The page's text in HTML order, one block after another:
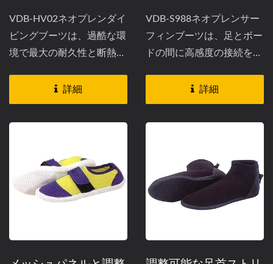
VDB-HV02ネオプレンダイ
ビングブーツは、過酷な環
境で最大の耐久性と断熱性
ーのために設計されていま
す。高さ8インチのこれら
のブーツは、鋭いサンゴや
を提供しながら、湿った表
面での高いトラクションを
維持する特別な加硫成形ソ
提供され、長時間の水中活
動に対して一貫した暖かさ
詳細
VDB-S988ネオプレンサー
フィンブーツは、足とボー
ドの間に高感度の接続を提
維持するように設計されて
います。...
詳細